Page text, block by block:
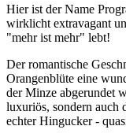
Hier ist der Name
wirklicht extravagant
"mehr ist mehr" lebt!
Der romantische
Orangenblüte eine
der Minze abgerundet
luxuriös, sondern auch
echter Hingucker -